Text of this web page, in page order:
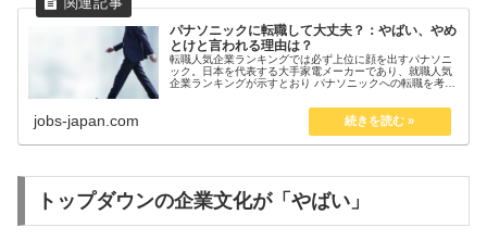
パナソニックに転職して大丈夫？：やばい、やめ
とけと言われる理由は？
転職人気企業ランキングでは必ず上位に顔を出すパナソニ
ック。日本を代表する大手家電メーカーであり、就職人気
企業ランキングが示すとおり パナソニックへの転職を考え
い」や「パナソニックやめとけ」...
jobs-japan.com
トップダウンの企業文化が「やばい」